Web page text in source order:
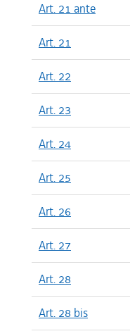
Art. 21 ante
Art. 21
Art. 22
Art. 23
Art. 24
Art. 25
Art. 26
Art. 27
Art. 28
Art. 28 bis